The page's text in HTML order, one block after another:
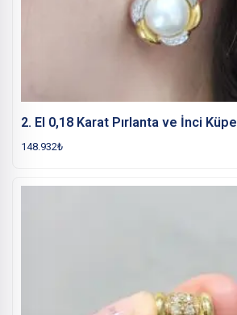
2. El 0,18 Karat Pırlanta ve İnci Küpe
148.932₺